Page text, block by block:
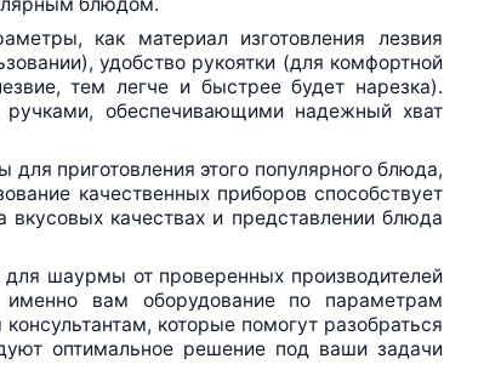
как материал изготовления лезвия
удобство рукоятки (для комфортной
тем легче и быстрее будет нарезка).
обеспечивающими надежный хват
приготовления этого популярного блюда,
качественных приборов способствует
вкусовых качествах и представлении блюда
шаурмы от проверенных производителей
вам оборудование по параметрам
которые помогут разобраться
оптимальное решение под ваши задачи